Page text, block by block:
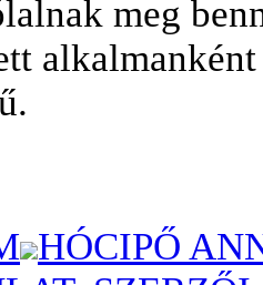
meg
HÓCIPŐ